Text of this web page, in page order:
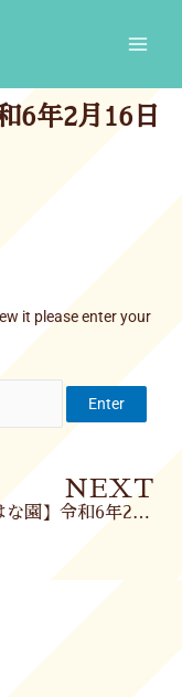
6年2月16日
it please enter your
NEXT
【やまはな園】令和6年2月19日(月)